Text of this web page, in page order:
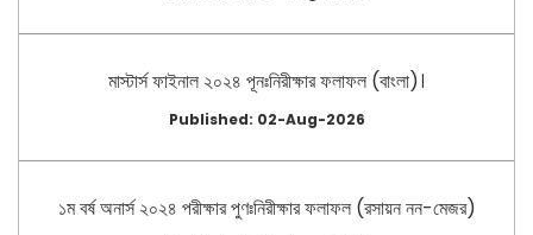
মাস্টার্স ফাইনাল ২০২৪ পূনঃনিরীক্ষার ফলাফল (বাংলা)।
Published: 02-Aug-2026
১ম বর্ষ অনার্স ২০২৪ পরীক্ষার পুণঃনিরীক্ষার ফলাফল (রসায়ন নন-মেজর)